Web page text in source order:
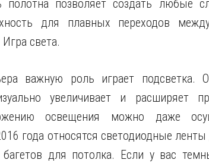
полотна позволяет создать
для плавных переходов
света.
важную роль играет подсветка.
увеличивает и расширяет
освещения можно даже
года относятся светодиодные
для потолка. Если у вас